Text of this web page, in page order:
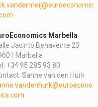
Marbella
Jacinto Benavente 23
Marbella
+34 95 285 93 80
Sanne van den Hurk